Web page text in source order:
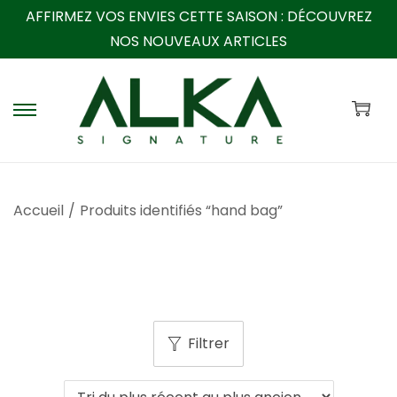
AFFIRMEZ VOS ENVIES CETTE SAISON : DÉCOUVREZ
NOS NOUVEAUX ARTICLES
P
a
e
a
n
a
P
a
e
c
o
n
Accueil / Produits identifiés “hand bag”
Filtrer